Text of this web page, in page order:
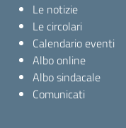
Le notizie
Le circolari
Calendario eventi
Albo online
Albo sindacale
Comunicati